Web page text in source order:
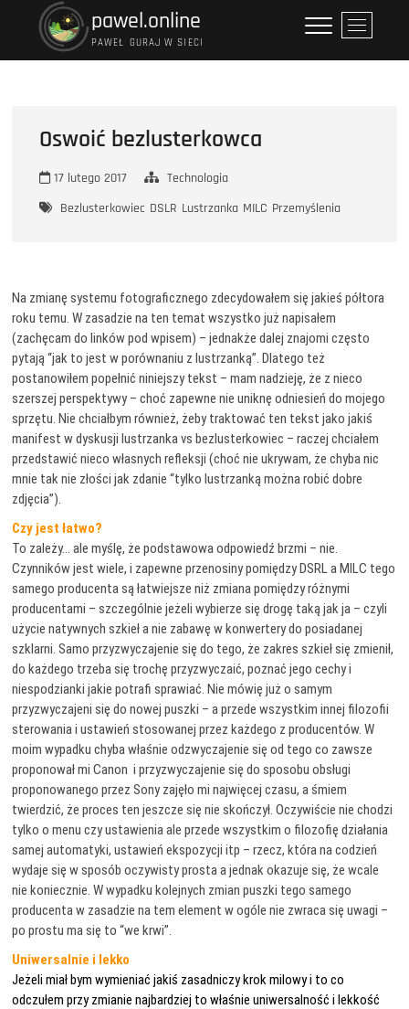
pawel.online
PAWEŁ GURAJ W SIECI
P
r
z
Oswoić bezlusterkowca
17 lutego 2017
Technologia
Bezlusterkowiec DSLR Lustrzanka MILC Przemyślenia
Na zmianę systemu fotograficznego zdecydowałem się jakieś półtora
roku temu. W zasadzie na ten temat wszystko już napisałem
(zachęcam do linków pod wpisem) – jednakże dalej znajomi często
pytają “jak to jest w porównaniu z lustrzanką”. Dlatego też
postanowiłem popełnić niniejszy tekst – mam nadzieję, że z nieco
szerszej perspektywy – choć zapewne nie uniknę odniesień do mojego
sprzętu. Nie chciałbym również, żeby traktować ten tekst jako jakiś
manifest w dyskusji lustrzanka vs bezlusterkowiec – raczej chciałem
przedstawić nieco własnych refleksji (choć nie ukrywam, że chyba nic
mnie tak nie złości jak zdanie “tylko lustrzanką można robić dobre
zdjęcia”).
Czy jest łatwo?
To zależy… ale myślę, że podstawowa odpowiedź brzmi – nie.
Czynników jest wiele, i zapewne przenosiny pomiędzy DSRL a MILC tego
samego producenta są łatwiejsze niż zmiana pomiędzy różnymi
producentami – szczególnie jeżeli wybierze się drogę taką jak ja – czyli
użycie natywnych szkieł a nie zabawę w konwertery do posiadanej
szklarni. Samo przyzwyczajenie się do tego, że zakres szkieł się zmienił,
do każdego trzeba się trochę przyzwyczaić, poznać jego cechy i
niespodzianki jakie potrafi sprawiać. Nie mówię już o samym
przyzwyczajeni się do nowej puszki – a przede wszystkim innej filozofii
sterowania i ustawień stosowanej przez każdego z producentów. W
moim wypadku chyba właśnie odzwyczajenie się od tego co zawsze
proponował mi Canon i przyzwyczajenie się do sposobu obsługi
proponowanego przez Sony zajęło mi najwięcej czasu, a śmiem
twierdzić, że proces ten jeszcze się nie skończył. Oczywiście nie chodzi
tylko o menu czy ustawienia ale przede wszystkim o filozofię działania
samej automatyki, ustawień ekspozycji itp – rzecz, która na codzień
wydaje się w sposób oczywisty prosta a jednak okazuje się, że wcale
nie koniecznie. W wypadku kolejnych zmian puszki tego samego
producenta w zasadzie na tem element w ogóle nie zwraca się uwagi –
po prostu ma się to “we krwi”.
Uniwersalnie i lekko
Jeżeli miał bym wymieniać jakiś zasadniczy krok milowy i to co
odczułem przy zmianie najbardziej to właśnie uniwersalność i lekkość